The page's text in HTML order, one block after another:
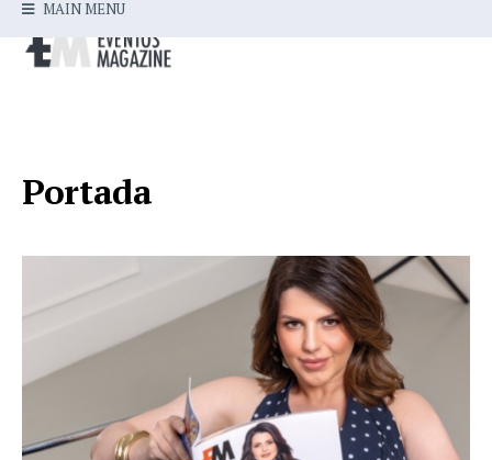
MAIN MENU
Portada